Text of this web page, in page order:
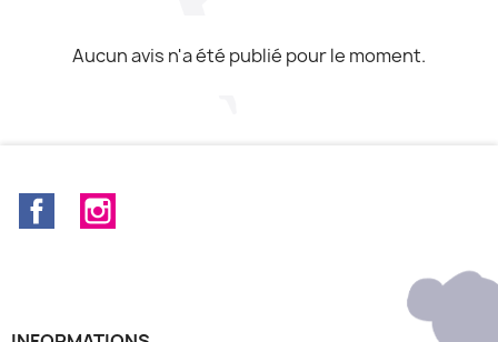
Aucun avis n'a été publié pour le moment.
Facebook